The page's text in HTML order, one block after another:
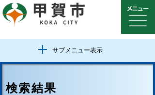
サブメニュー表示
検索結果